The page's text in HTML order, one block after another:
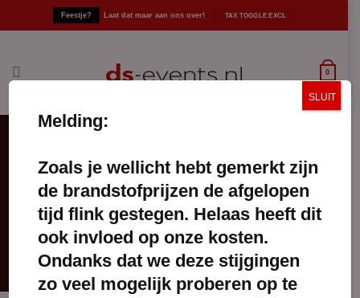
Feestje? Laat dat maar aan ons over!
0
handgemaakte parasol
FILTERS TOEPASSEN
Melding:
Zoals je wellicht hebt gemerkt zijn
de brandstofprijzen de afgelopen
tijd flink gestegen. Helaas heeft dit
ook invloed op onze kosten.
Ondanks dat we deze stijgingen
zo veel mogelijk proberen op te
SLUIT